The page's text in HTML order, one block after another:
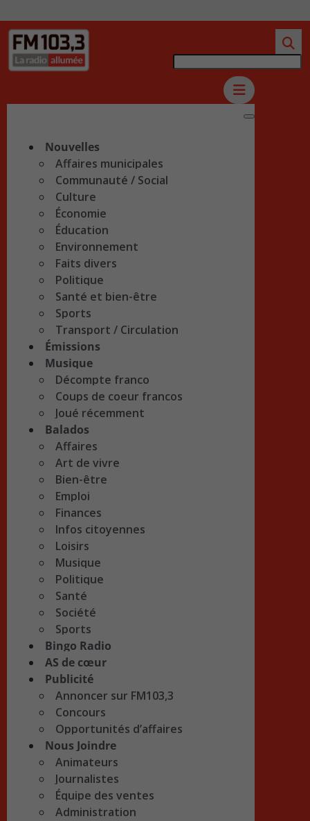
Nouvelles
Affaires municipales
Communauté / Social
Culture
Économie
Éducation
Environnement
Faits divers
Politique
Santé et bien-être
Sports
Transport / Circulation
Émissions
Musique
Décompte franco
Coups de coeur francos
Joué récemment
Balados
Affaires
Art de vivre
Bien-être
Emploi
Finances
Infos citoyennes
Loisirs
Musique
Politique
Santé
Société
Sports
Bingo Radio
AS de cœur
Publicité
Annoncer sur FM103,3
Concours
Opportunités d’affaires
Nous Joindre
Animateurs
Journalistes
Équipe des ventes
Administration